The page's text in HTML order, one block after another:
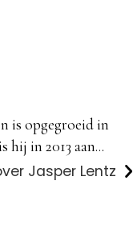
is opgegroeid in
in 2013 aan...
Jasper Lentz